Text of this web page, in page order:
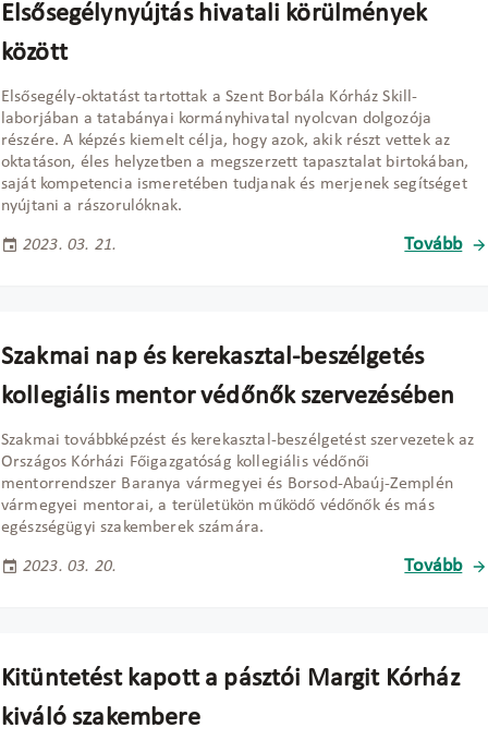
Elsősegélynyújtás hivatali körülmények
között
Elsősegély-oktatást tartottak a Szent Borbála Kórház Skill-
laborjában a tatabányai kormányhivatal nyolcvan dolgozója
részére. A képzés kiemelt célja, hogy azok, akik részt vettek az
oktatáson, éles helyzetben a megszerzett tapasztalat birtokában,
saját kompetencia ismeretében tudjanak és merjenek segítséget
nyújtani a rászorulóknak.
2023. 03. 21. Tovább
Szakmai nap és kerekasztal-beszélgetés
kollegiális mentor védőnők szervezésében
Szakmai továbbképzést és kerekasztal-beszélgetést szervezetek az
Országos Kórházi Főigazgatóság kollegiális védőnői
mentorrendszer Baranya vármegyei és Borsod-Abaúj-Zemplén
vármegyei mentorai, a területükön működő védőnők és más
egészségügyi szakemberek számára.
2023. 03. 20. Tovább
Kitüntetést kapott a pásztói Margit Kórház
kiváló szakembere